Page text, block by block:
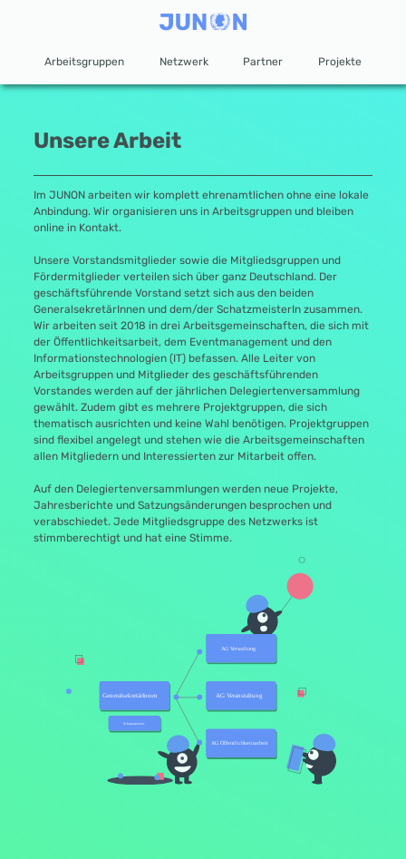
Arbeitsgruppen Netzwerk Partner Projekte
Unsere Arbeit
Im JUNON arbeiten wir komplett ehrenamtlichen ohne eine lokale
Anbindung. Wir organisieren uns in Arbeitsgruppen und bleiben
online in Kontakt.
Unsere Vorstandsmitglieder sowie die Mitgliedsgruppen und
Fördermitglieder verteilen sich über ganz Deutschland. Der
geschäftsführende Vorstand setzt sich aus den beiden
GeneralsekretärInnen und dem/der SchatzmeisterIn zusammen.
Wir arbeiten seit 2018 in drei Arbeitsgemeinschaften, die sich mit
der Öffentlichkeitsarbeit, dem Eventmanagement und den
Informationstechnologien (IT) befassen. Alle Leiter von
Arbeitsgruppen und Mitglieder des geschäftsführenden
Vorstandes werden auf der jährlichen Delegiertenversammlung
gewählt. Zudem gibt es mehrere Projektgruppen, die sich
thematisch ausrichten und keine Wahl benötigen. Projektgruppen
sind flexibel angelegt und stehen wie die Arbeitsgemeinschaften
allen Mitgliedern und Interessierten zur Mitarbeit offen.
Auf den Delegiertenversammlungen werden neue Projekte,
Jahresberichte und Satzungsänderungen besprochen und
verabschiedet. Jede Mitgliedsgruppe des Netzwerks ist
stimmberechtigt und hat eine Stimme.